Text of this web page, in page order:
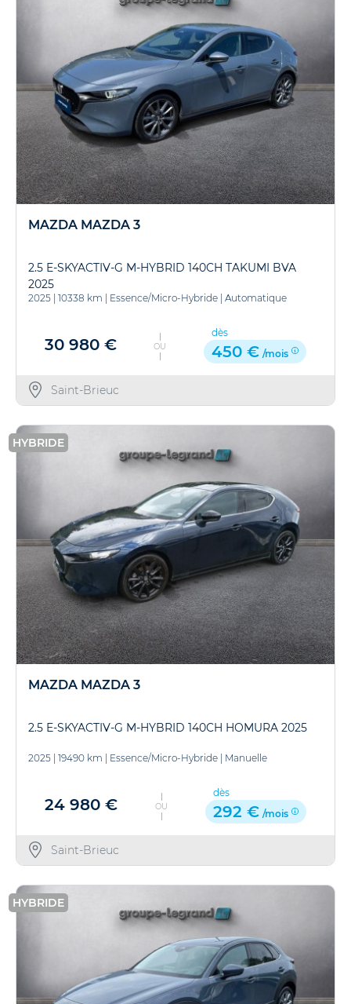
MAZDA MAZDA 3
2.5 E-SKYACTIV-G M-HYBRID 140CH TAKUMI BVA
2025
2025 10338 km Essence/Micro-Hybride Automatique
30 980 € OU
dès
450 € /mois
Saint-Brieuc
HYBRIDE
MAZDA MAZDA 3
2.5 E-SKYACTIV-G M-HYBRID 140CH HOMURA 2025
2025 19490 km Essence/Micro-Hybride Manuelle
24 980 € OU
dès
292 € /mois
Saint-Brieuc
HYBRIDE